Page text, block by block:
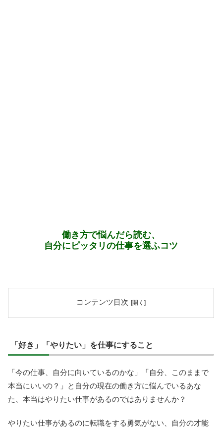
働き方で悩んだら読む、
自分にピッタリの仕事を選ふコツ
コンテンツ目次
「好き」「やりたい」を仕事にすること
「今の仕事、自分に向いているのかな」「自分、このままで
本当にいいの？」と自分の現在の働き方に悩んでいるあな
た、本当はやりたい仕事があるのではありませんか？
やりたい仕事があるのに転職をする勇気がない、自分の才能